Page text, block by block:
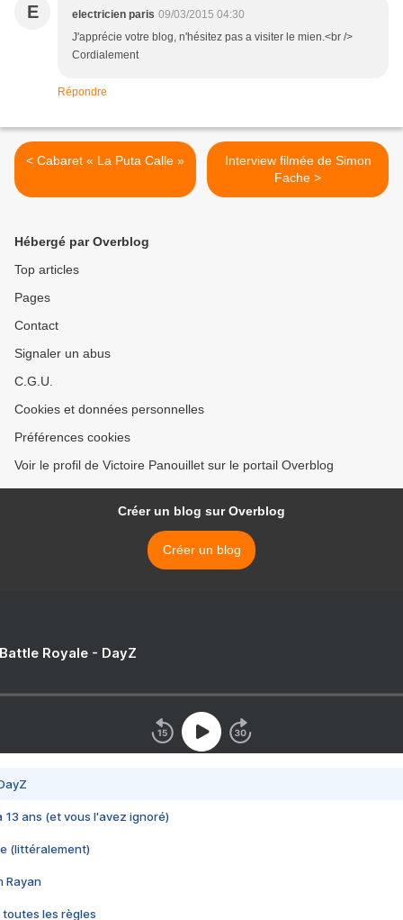
E electricien paris 09/03/2015 04:30
J'apprécie votre blog, n'hésitez pas a visiter le mien.<br />
Cordialement
Répondre
< Cabaret « La Puta Calle »
Interview filmée de Simon
Fache >
Hébergé par Overblog
Top articles
Pages
Contact
Signaler un abus
C.G.U.
Cookies et données personnelles
Préférences cookies
Voir le profil de Victoire Panouillet sur le portail Overblog
Créer un blog sur Overblog
Créer un blog
Royale - DayZ
13 ans (et vous l'avez ignoré)
(littéralement)
Rayan
toutes les règles